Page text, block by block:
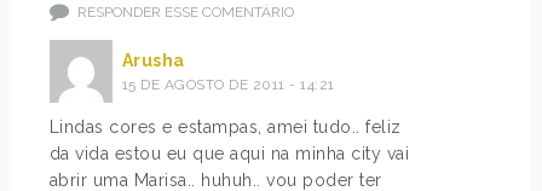
RESPONDER ESSE COMENTÁRIO
Arusha
15 DE AGOSTO DE 2011 - 14:21
Lindas cores e estampas, amei tudo.. feliz
da vida estou eu que aqui na minha city vai
abrir uma Marisa.. huhuh.. vou poder ter